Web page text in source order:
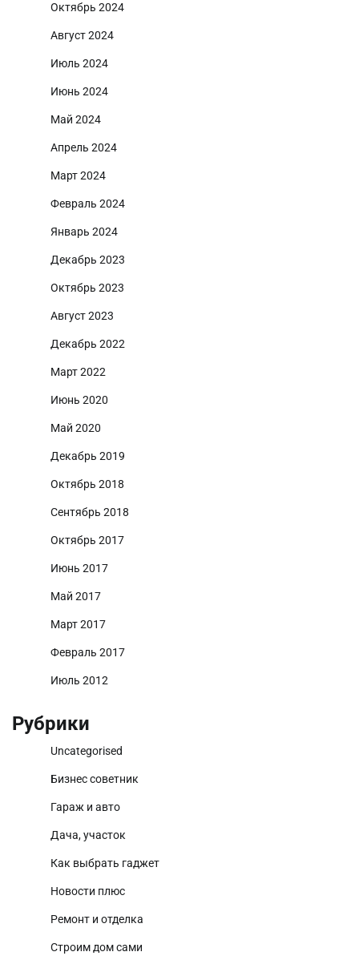
Октябрь 2024
Август 2024
Июль 2024
Июнь 2024
Май 2024
Апрель 2024
Март 2024
Февраль 2024
Январь 2024
Декабрь 2023
Октябрь 2023
Август 2023
Декабрь 2022
Март 2022
Июнь 2020
Май 2020
Декабрь 2019
Октябрь 2018
Сентябрь 2018
Октябрь 2017
Июнь 2017
Май 2017
Март 2017
Февраль 2017
Июль 2012
Рубрики
Uncategorised
Бизнес советник
Гараж и авто
Дача, участок
Как выбрать гаджет
Новости плюс
Ремонт и отделка
Строим дом сами